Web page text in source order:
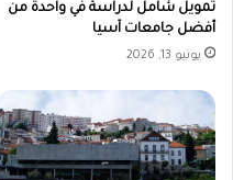
تمويل شامل لدراسة في واحدة من
أفضل جامعات آسيا
يونيو 13, 2026